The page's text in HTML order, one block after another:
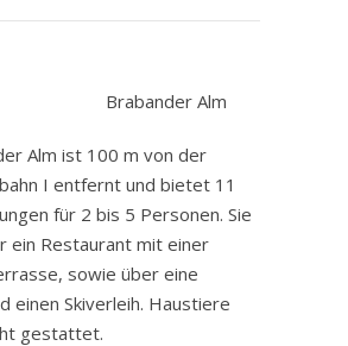
Brabander Alm
Alm ist 100 m von der
I entfernt und bietet 11
für 2 bis 5 Personen. Sie
ein Restaurant mit einer
sowie über eine
einen Skiverleih. Haustiere
gestattet.